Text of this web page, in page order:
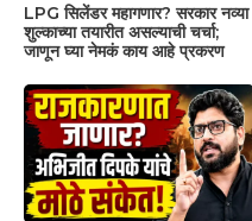
LPG सिलेंडर महागणार? सरकार नव्या
शुल्काच्या तयारीत असल्याची चर्चा;
जाणून घ्या नेमकं काय आहे प्रकरण